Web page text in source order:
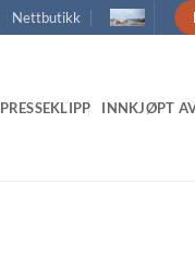
Nettbutikk
PRESSEKLIPP INNKJØPT